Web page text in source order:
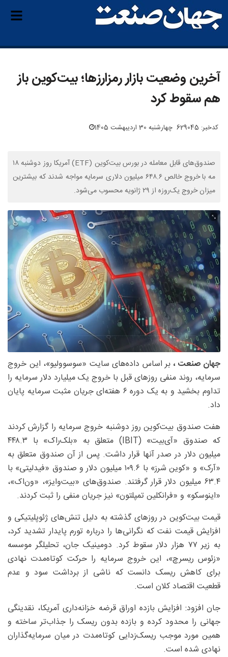
آخرین وضعیت بازار رمزارزها؛ بیت‌کوین باز
هم سقوط کرد
کدخبر: 629045 چهارشنبه 30 اردیبهشت 1405
صندوق‌های قابل معامله در بورس بیت‌کوین (ETF) آمریکا روز دوشنبه ۱۸
مه با خروج خالص ۶۴۸.۶ میلیون دلاری سرمایه مواجه شدند که بیشترین
میزان خروج یک‌روزه از ۲۹ ژانویه محسوب می‌شود.
جهان صنعت ، بر اساس داده‌های سایت «سوسوولیو»، این خروج
سرمایه، روند منفی روزهای قبل با خروج یک میلیارد دلار سرمایه را
تداوم بخشید و به یک دوره ۶ هفته‌ای جریان مثبت سرمایه پایان
داد.
هفت صندوق بیت‌کوین روز دوشنبه خروج سرمایه را گزارش کردند
که صندوق «آی‌بیت» (IBIT) متعلق به «بلک‌راک» با ۴۴۸.۳
میلیون دلار در صدر آنها قرار داشت. پس از آن صندوق متعلق به
«آرک» و «کوین شرز» با ۱۰۹.۶ میلیون دلار و صندوق «فیدلیتی» با
۶۳.۴ میلیون دلار قرار گرفتند. صندوق‌های «بیت‌وایز»، «ون‌اک»،
«اینوسکو» و «فرانکلین تمپلتون» نیز جریان منفی را ثبت کردند.
قیمت بیت‌کوین در روزهای گذشته به دلیل تنش‌های ژئوپلیتیکی و
افزایش قیمت نفت که نگرانی‌ها را درباره تورم پایدار تشدید کرد،
به زیر ۷۷ هزار دلار سقوط کرد. دومینیک جان، تحلیلگر موسسه
«زئوس ریسرچ»، این خروج سرمایه را حرکت کوتاه‌مدت نهادی
برای کاهش ریسک دانست که ناشی از برداشت سود و عدم
قطعیت اقتصاد کلان است.
جان افزود: افزایش بازده اوراق قرضه خزانه‌داری آمریکا، نقدینگی
جهانی را محدود کرده و بازده بدون ریسک را جذاب‌تر ساخته و
همین مورد موجب ریسک‌زدایی کوتاه‌مدت در میان سرمایه‌گذاران
نهادی شده است.